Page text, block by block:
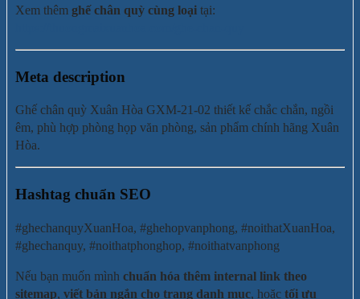
Xem thêm ghế chân quỳ cùng loại tại:
Meta description
Ghế chân quỳ Xuân Hòa GXM-21-02 thiết kế chắc chắn, ngồi
êm, phù hợp phòng họp văn phòng, sản phẩm chính hãng Xuân
Hòa.
Hashtag chuẩn SEO
#ghechanquyXuanHoa, #ghehopvanphong, #noithatXuanHoa,
#ghechanquy, #noithatphonghop, #noithatvanphong
Nếu bạn muốn mình chuẩn hóa thêm internal link theo
sitemap, viết bản ngắn cho trang danh mục, hoặc tối ưu